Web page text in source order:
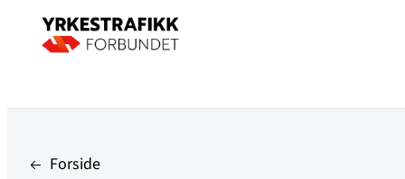
Forside